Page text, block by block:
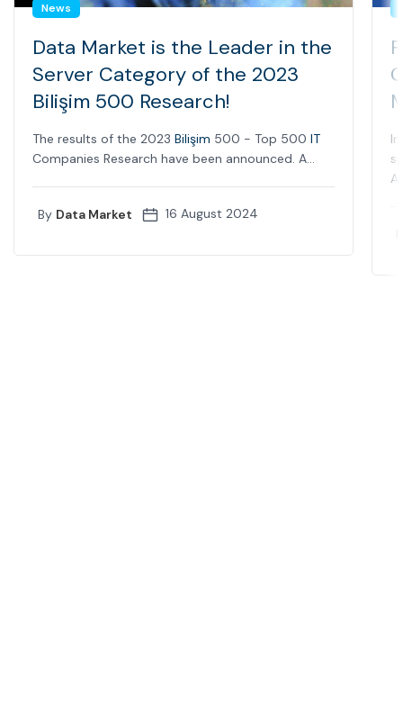
News
Data Market is the Leader in the
Server Category of the 2023
Bilişim 500 Research!
The results of the 2023 Bilişim 500 - Top 500 IT
Companies Research have been announced. A...
By Data Market 16 August 2024